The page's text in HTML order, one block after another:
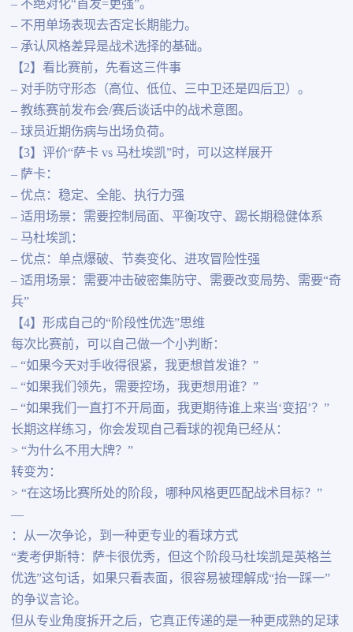
– 不绝对化“首发=更强”。
– 不用单场表现去否定长期能力。
– 承认风格差异是战术选择的基础。
【2】看比赛前，先看这三件事
– 对手防守形态（高位、低位、三中卫还是四后卫）。
– 教练赛前发布会/赛后谈话中的战术意图。
– 球员近期伤病与出场负荷。
【3】评价“萨卡 vs 马杜埃凯”时，可以这样展开
– 萨卡：
– 优点：稳定、全能、执行力强
– 适用场景：需要控制局面、平衡攻守、踢长期稳健体系
– 马杜埃凯：
– 优点：单点爆破、节奏变化、进攻冒险性强
– 适用场景：需要冲击破密集防守、需要改变局势、需要“奇
兵”
【4】形成自己的“阶段性优选”思维
每次比赛前，可以自己做一个小判断：
– “如果今天对手收得很紧，我更想首发谁？”
– “如果我们领先，需要控场，我更想用谁？”
– “如果我们一直打不开局面，我更期待谁上来当‘变招’？”
长期这样练习，你会发现自己看球的视角已经从：
> “为什么不用大牌？”
转变为：
> “在这场比赛所处的阶段，哪种风格更匹配战术目标？”
—
：从一次争论，到一种更专业的看球方式
“麦考伊斯特：萨卡很优秀，但这个阶段马杜埃凯是英格兰
优选”这句话，如果只看表面，很容易被理解成“抬一踩一”
的争议言论。
但从专业角度拆开之后，它真正传递的是一种更成熟的足球